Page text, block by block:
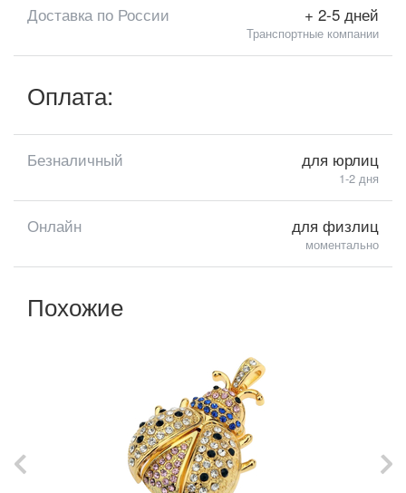
Доставка по России + 2-5 дней
Транспортные компании
Оплата:
Безналичный для юрлиц
1-2 дня
Онлайн для физлиц
моментально
Похожие